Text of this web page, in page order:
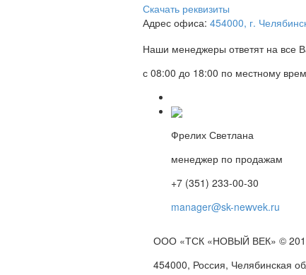
Скачать реквизиты
Адрес офиса: 454000, г.
Наши менеджеры ответят на все
с 08:00 до 18:00 по местному
Фрелих Светлана
менеджер по продажам
+7 (351) 233-00-30
manager@sk-newvek.ru
ООО «ТСК «НОВЫЙ ВЕК» ©
454000, Россия, Челябинская